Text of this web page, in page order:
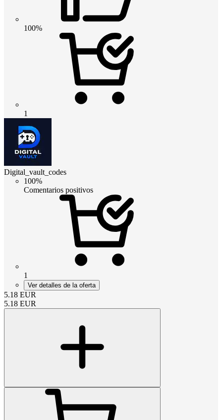
100%
1
Digital_vault_codes
100%
Comentarios positivos
1
Ver detalles de la oferta
5.18 EUR
5.18 EUR